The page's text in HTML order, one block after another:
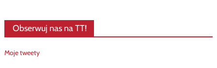
Obserwuj nas na TT!
Moje tweety